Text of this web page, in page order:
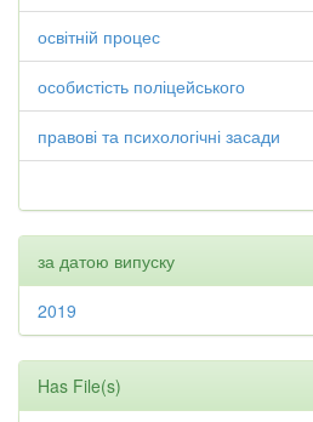
освітній процес
особистість поліцейського
правові та психологічні засади
за датою випуску
2019
Has File(s)